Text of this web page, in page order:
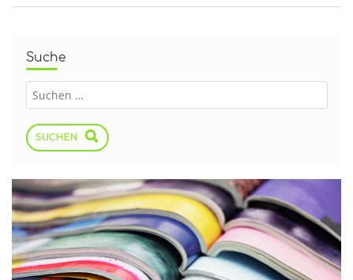
Suche
SUCHEN